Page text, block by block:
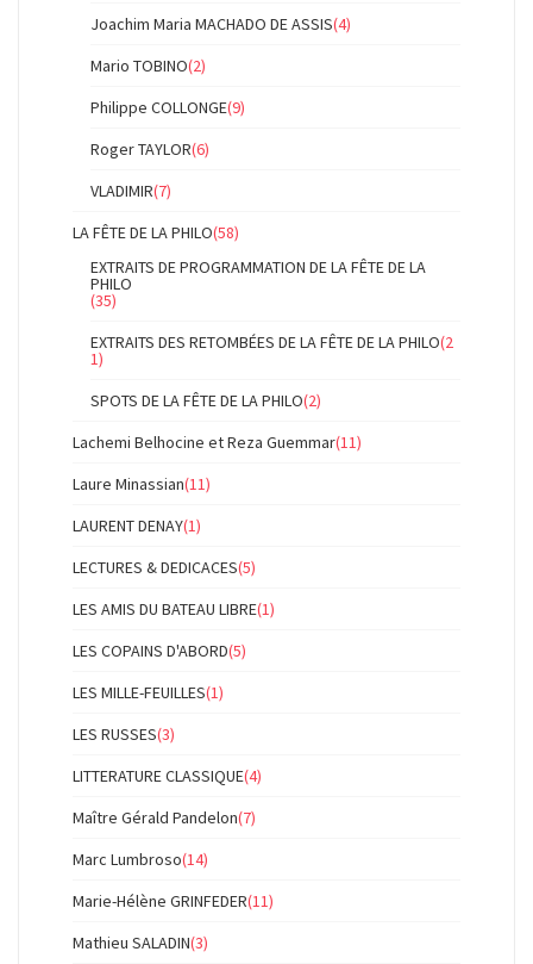
Joachim Maria MACHADO DE ASSIS(4)
Mario TOBINO(2)
Philippe COLLONGE(9)
Roger TAYLOR(6)
VLADIMIR(7)
LA FÊTE DE LA PHILO(58)
EXTRAITS DE PROGRAMMATION DE LA FÊTE DE LA
PHILO
(35)
EXTRAITS DES RETOMBÉES DE LA FÊTE DE LA PHILO(2
1)
SPOTS DE LA FÊTE DE LA PHILO(2)
Lachemi Belhocine et Reza Guemmar(11)
Laure Minassian(11)
LAURENT DENAY(1)
LECTURES & DEDICACES(5)
LES AMIS DU BATEAU LIBRE(1)
LES COPAINS D'ABORD(5)
LES MILLE-FEUILLES(1)
LES RUSSES(3)
LITTERATURE CLASSIQUE(4)
Maître Gérald Pandelon(7)
Marc Lumbroso(14)
Marie-Hélène GRINFEDER(11)
Mathieu SALADIN(3)